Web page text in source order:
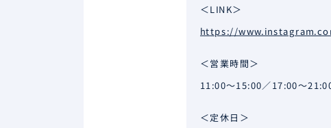
＜LINK＞
https://
＜営業時間＞
11:00～15:00／17:00～
＜定休日＞